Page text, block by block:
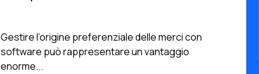
Gestire l’origine preferenziale delle merci con
software può rappresentare un vantaggio
enorme...